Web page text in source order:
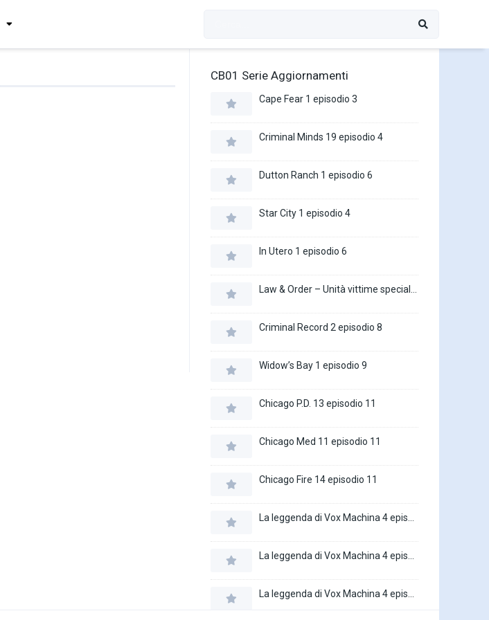
CB01 Serie Aggiornamenti
Cape Fear 1 episodio 3
Criminal Minds 19 episodio 4
Dutton Ranch 1 episodio 6
Star City 1 episodio 4
In Utero 1 episodio 6
Criminal Record 2 episodio 8
Widow’s Bay 1 episodio 9
Chicago P.D. 13 episodio 11
Chicago Med 11 episodio 11
Chicago Fire 14 episodio 11